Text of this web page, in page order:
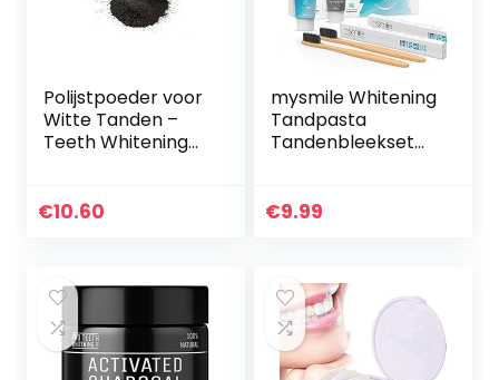
Polijstpoeder voor
Witte Tanden –
Teeth Whitening
€10.60
mysmile Whitening
Tandpasta
Tandenbleekset
Natuurlijk thuis
€9.99